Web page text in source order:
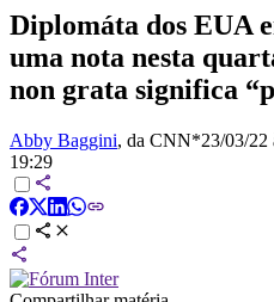
Diplomáta dos EUA
uma nota nesta
non grata significa
Abby Baggini, da CNN*23/03/22
19:29